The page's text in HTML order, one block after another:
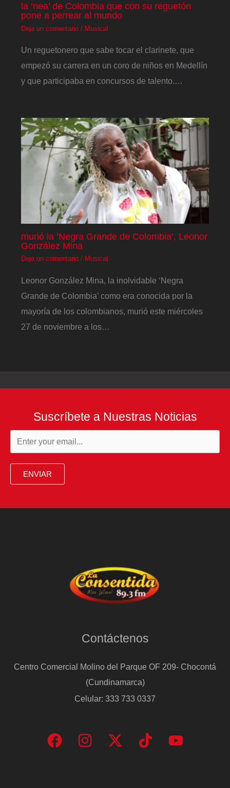
la ‘nea’ de Colombia que con su reguetón
pone a perrear al mundo
Deja un comentario / Musical
Un reguetonero que sabe tocar el clarinete, que
empezó su carrera en un coro de niños en Medellín
y que participaba en concursos de talento.…
murió la ‘Negra Grande de Colombia’, Leonor
González Mina
Deja un comentario / Musical
Leonor González Mina, la inolvidable ‘Negra
Grande de Colombia’ como era conocida por la
mayoría de los colombianos, murió este miércoles
27 de noviembre a los…
Suscríbete a Nuestras Noticias
ENVIAR
Contáctenos
Centro Comercial Molino del Parque OF 209- Chocontá
(Cundinamarca)
Celular: 333 733 0337